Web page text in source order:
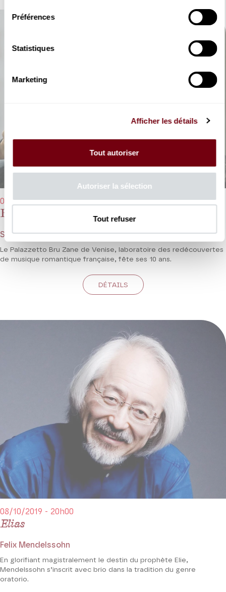
Préférences
Statistiques
Marketing
Afficher les détails
Tout autoriser
Autoriser la sélection
Tout refuser
Palazzetto Bru Zane, Gala des 10 ans
07/10/2019 - 20h00
Saint-Saëns, Gounod, Hervé, Godard...
Le Palazzetto Bru Zane de Venise, laboratoire des redécouvertes
de musique romantique française, fête ses 10 ans.
DÉTAILS
Elias
08/10/2019 - 20h00
Felix Mendelssohn
En glorifiant magistralement le destin du prophète Elie,
Mendelssohn s’inscrit avec brio dans la tradition du genre
oratorio.